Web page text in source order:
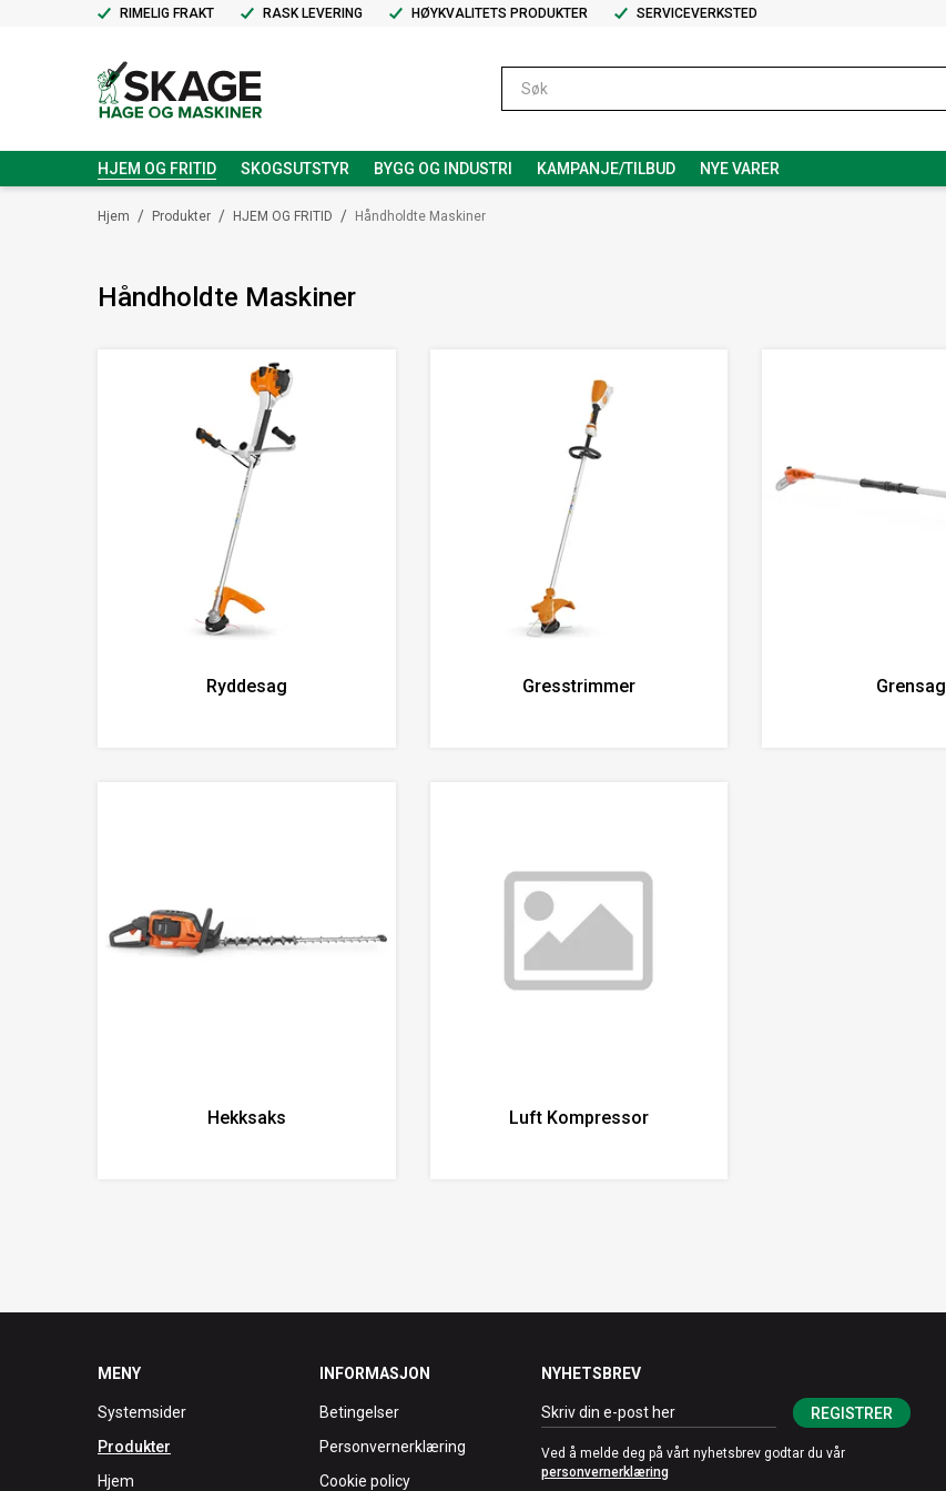
RIMELIG FRAKT RASK LEVERING HØYKVALITETS PRODUKTER SERVICEVERKSTED
HJEM OG FRITID SKOGSUTSTYR BYGG OG INDUSTRI KAMPANJE/TILBUD NYE VARER
/
Hjem /
Produkter /
HJEM OG FRITID Håndholdte Maskiner
Håndholdte Maskiner
Ryddesag Gresstrimmer Grensag
Hekksaks Luft Kompressor
MENY
Systemsider
Produkter
Hjem
INFORMASJON
Betingelser
Personvernerklæring
Cookie policy
NYHETSBREV
REGISTRER
Ved å melde deg på vårt nyhetsbrev godtar du vår
personvernerklæring